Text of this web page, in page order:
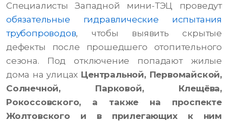
Специалисты Западной мини-ТЭЦ проведут
обязательные гидравлические испытания
трубопроводов, чтобы выявить скрытые
дефекты после прошедшего отопительного
сезона. Под отключение попадают жилые
дома на улицах Центральной, Первомайской,
Солнечной, Парковой, Клещёва,
Рокоссовского, а также на проспекте
Жолтовского и в прилегающих к ним